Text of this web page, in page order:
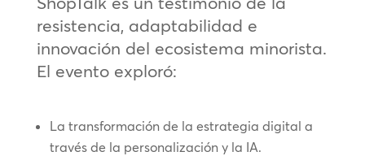
resistencia, adaptabilidad e
innovación del ecosistema minorista.
El evento exploró:
La transformación de la estrategia digital a
través de la personalización y la IA.